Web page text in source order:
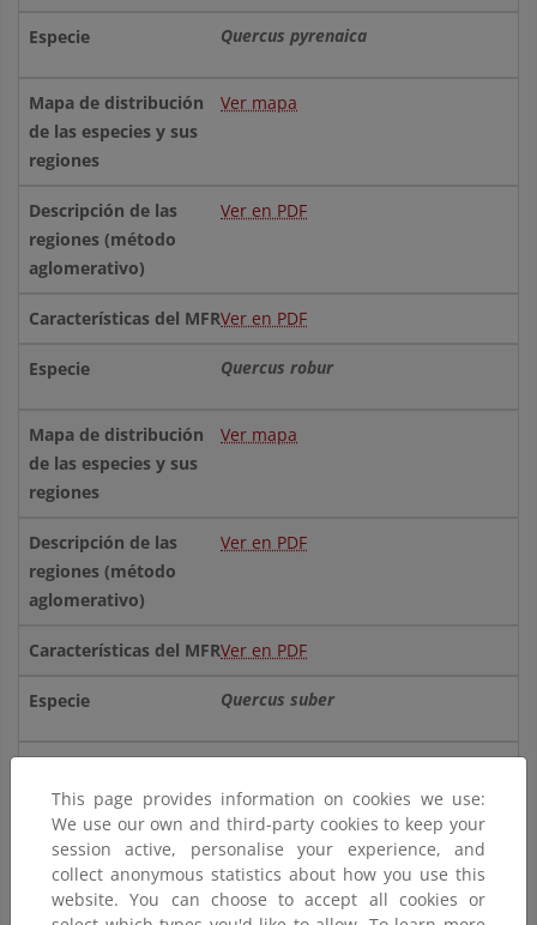
Quercus pyrenaica
Ver mapa
Ver en PDF
Ver en PDF
Quercus robur
Ver mapa
Ver en PDF
Ver en PDF
Quercus suber
Ver en PDF
This page provides information on cookies we use:
We use our own and third-party cookies to keep your
session active, personalise your experience, and
collect anonymous statistics about how you use this
website. You can choose to accept all cookies or